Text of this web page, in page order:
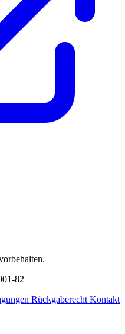
82
Rückgaberecht Kontakt